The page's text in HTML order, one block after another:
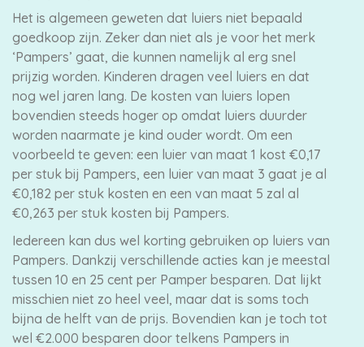
Het is algemeen geweten dat luiers niet bepaald
goedkoop zijn. Zeker dan niet als je voor het merk
‘Pampers’ gaat, die kunnen namelijk al erg snel
prijzig worden. Kinderen dragen veel luiers en dat
nog wel jaren lang. De kosten van luiers lopen
bovendien steeds hoger op omdat luiers duurder
worden naarmate je kind ouder wordt. Om een
voorbeeld te geven: een luier van maat 1 kost €0,17
per stuk bij Pampers, een luier van maat 3 gaat je al
€0,182 per stuk kosten en een van maat 5 zal al
€0,263 per stuk kosten bij Pampers.
Iedereen kan dus wel korting gebruiken op luiers van
Pampers. Dankzij verschillende acties kan je meestal
tussen 10 en 25 cent per Pamper besparen. Dat lijkt
misschien niet zo heel veel, maar dat is soms toch
bijna de helft van de prijs. Bovendien kan je toch tot
wel €2.000 besparen door telkens Pampers in